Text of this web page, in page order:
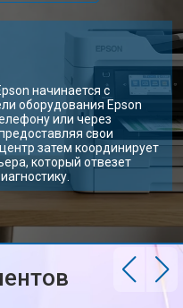
начинается с
оборудования Epson
или через
свои
затем координирует
который отвезет